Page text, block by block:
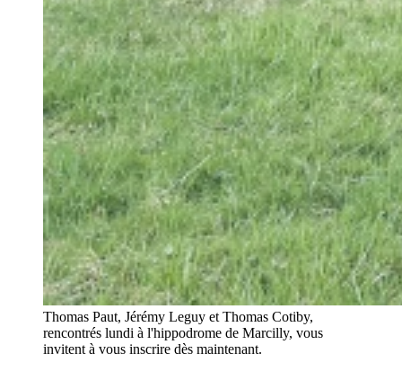
Thomas Paut, Jérémy Leguy et Thomas Cotiby,
rencontrés lundi à l'hippodrome de Marcilly, vous
invitent à vous inscrire dès maintenant.